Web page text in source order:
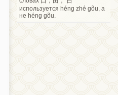
используется héng zhé gõu, а
не héng gõu.